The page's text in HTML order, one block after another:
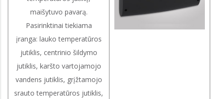
maišytuvo pavarą.
Pasirinktinai tiekiama
įranga: lauko temperatūros
jutiklis, centrinio šildymo
jutiklis, karšto vartojamojo
vandens jutiklis, grįžtamojo
srauto temperatūros jutiklis,